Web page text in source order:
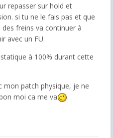
repasser sur hold et
si tu ne le fais pas et que
freins va continuer à
avec un FU.
à 100% durant cette
mon patch physique, je ne
moi ca me va
.